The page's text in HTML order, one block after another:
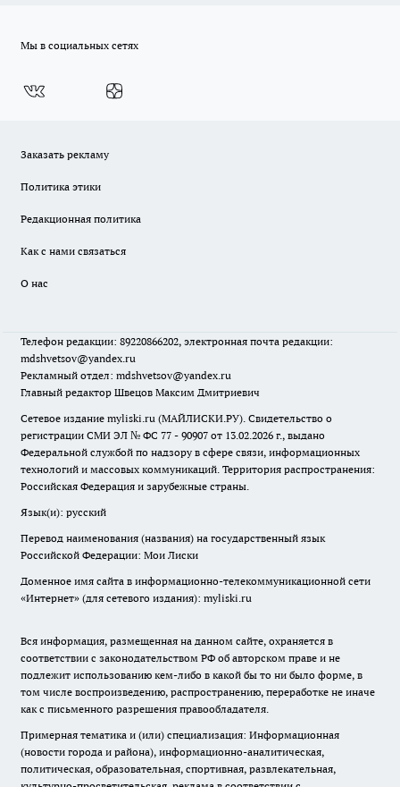
Мы в социальных сетях
Заказать рекламу
Политика этики
Редакционная политика
Как с нами связаться
О нас
Телефон редакции: 89220866202, электронная почта редакции:
mdshvetsov@yandex.ru
Рекламный отдел: mdshvetsov@yandex.ru
Главный редактор Швецов Максим Дмитриевич
Сетевое издание myliski.ru (МАЙЛИСКИ.РУ). Свидетельство о
регистрации СМИ ЭЛ № ФС 77 - 90907 от 13.02.2026 г., выдано
Федеральной службой по надзору в сфере связи, информационных
технологий и массовых коммуникаций. Территория распространения:
Российская Федерация и зарубежные страны.
Язык(и): русский
Перевод наименования (названия) на государственный язык
Российской Федерации: Мои Лиски
Доменное имя сайта в информационно-телекоммуникационной сети
«Интернет» (для сетевого издания): myliski.ru
Вся информация, размещенная на данном сайте, охраняется в
соответствии с законодательством РФ об авторском праве и не
подлежит использованию кем-либо в какой бы то ни было форме, в
том числе воспроизведению, распространению, переработке не иначе
как с письменного разрешения правообладателя.
Примерная тематика и (или) специализация: Информационная
(новости города и района), информационно-аналитическая,
политическая, образовательная, спортивная, развлекательная,